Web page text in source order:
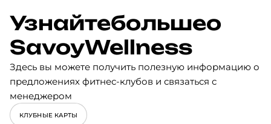
Узнайтебольшео
SavoyWellness
Здесь вы можете получить полезную информацию о
предложениях фитнес-клубов и связаться с
менеджером
КЛУБНЫЕ КАРТЫ